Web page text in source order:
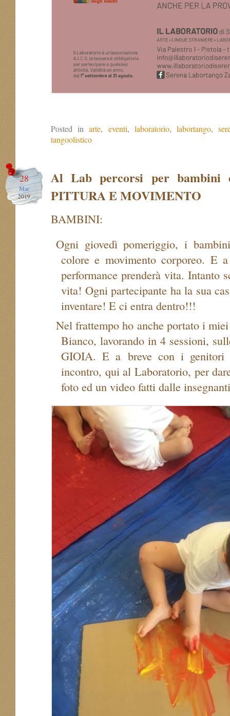
Posted inarte, eventi, laboratorio, labortango,
tangoolistico
28
Mar
2019
Al Lab percorsi per bambini
PITTURA E MOVIMENTO
BAMBINI:
Ogni giovedì pomeriggio, i
colore e movimento corporeo. E
performance prenderà vita. Intanto
vita! Ogni partecipante ha la sua
inventare! E ci entra dentro!!!
Nel frattempo ho anche portato i
Bianco, lavorando in 4 sessioni,
GIOIA. E a breve con i
incontro, qui al Laboratorio, per
foto ed un video fatti dalle